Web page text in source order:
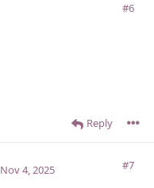
#6
Reply
#7
Nov 4, 2025